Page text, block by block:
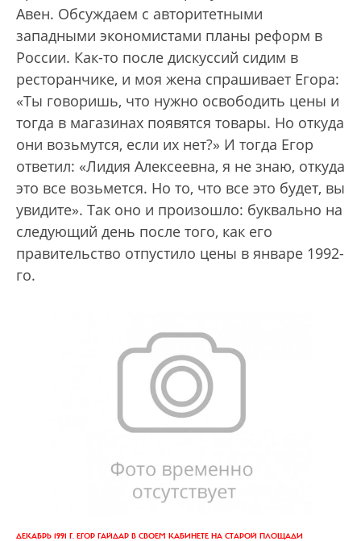
Авен. Обсуждаем с авторитетными
западными экономистами планы реформ в
России. Как-то после дискуссий сидим в
ресторанчике, и моя жена спрашивает Егора:
«Ты говоришь, что нужно освободить цены и
тогда в магазинах появятся товары. Но откуда
они возьмутся, если их нет?» И тогда Егор
ответил: «Лидия Алексеевна, я не знаю, откуда
это все возьмется. Но то, что все это будет, вы
увидите». Так оно и произошло: буквально на
следующий день после того, как его
правительство отпустило цены в январе 1992-
го.
ДЕКАБРЬ 1991 Г. ЕГОР ГАЙДАР В СВОЕМ КАБИНЕТЕ НА СТАРОЙ ПЛОЩАДИ